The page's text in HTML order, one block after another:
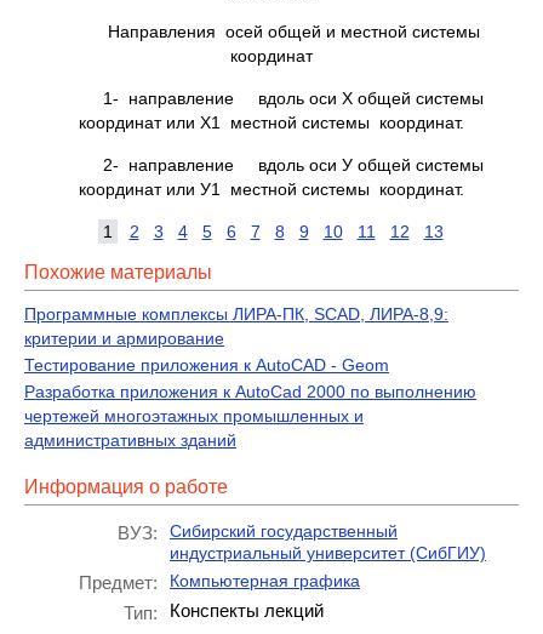
Направления осей общей и местной системы
координат
1- направление вдоль оси Х общей системы
координат или Х1 местной системы координат.
2- направление вдоль оси У общей системы
координат или У1 местной системы координат.
1 2 3 4 5 6 7 8 9 10 11 12 13
Похожие материалы
Программные комплексы ЛИРА-ПК, SCAD, ЛИРА-8,9:
критерии и армирование
Тестирование приложения к AutoCAD - Geom
Разработка приложения к AutoCad 2000 по выполнению
чертежей многоэтажных промышленных и
административных зданий
Информация о работе
ВУЗ:
Сибирский государственный
индустриальный университет (СибГИУ)
Предмет: Компьютерная графика
Тип:
Конспекты лекций